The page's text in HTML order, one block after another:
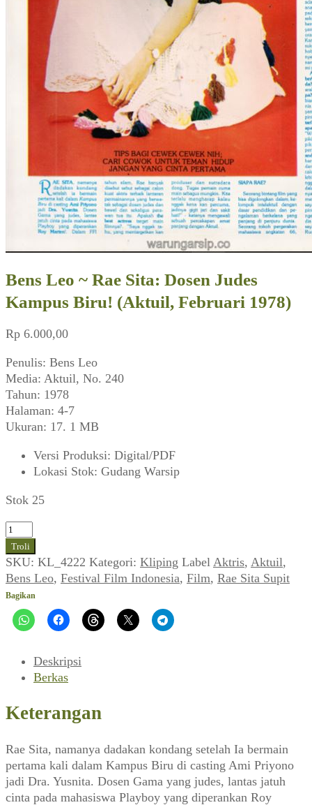
Bens Leo ~ Rae Sita: Dosen Judes
Kampus Biru! (Aktuil, Februari 1978)
Rp 6.000,00
Penulis: Bens Leo
Media: Aktuil, No. 240
Tahun: 1978
Halaman: 4-7
Ukuran: 17. 1 MB
Versi Produksi: Digital/PDF
Lokasi Stok: Gudang Warsip
Stok 25
Kuantitas
Bens
Leo
~
Rae
Sita:
Dosen
Kampus
Februari
1978)
Troli
SKU: KL_4222 Kategori: Kliping Label Aktris, Aktuil,
Bens Leo, Festival Film Indonesia, Film, Rae Sita Supit
Bagikan
Deskripsi
Berkas
Keterangan
Rae Sita, namanya dadakan kondang setelah Ia bermain
pertama kali dalam Kampus Biru di casting Ami Priyono
jadi Dra. Yusnita. Dosen Gama yang judes, lantas jatuh
cinta pada mahasiswa Playboy yang diperankan Roy